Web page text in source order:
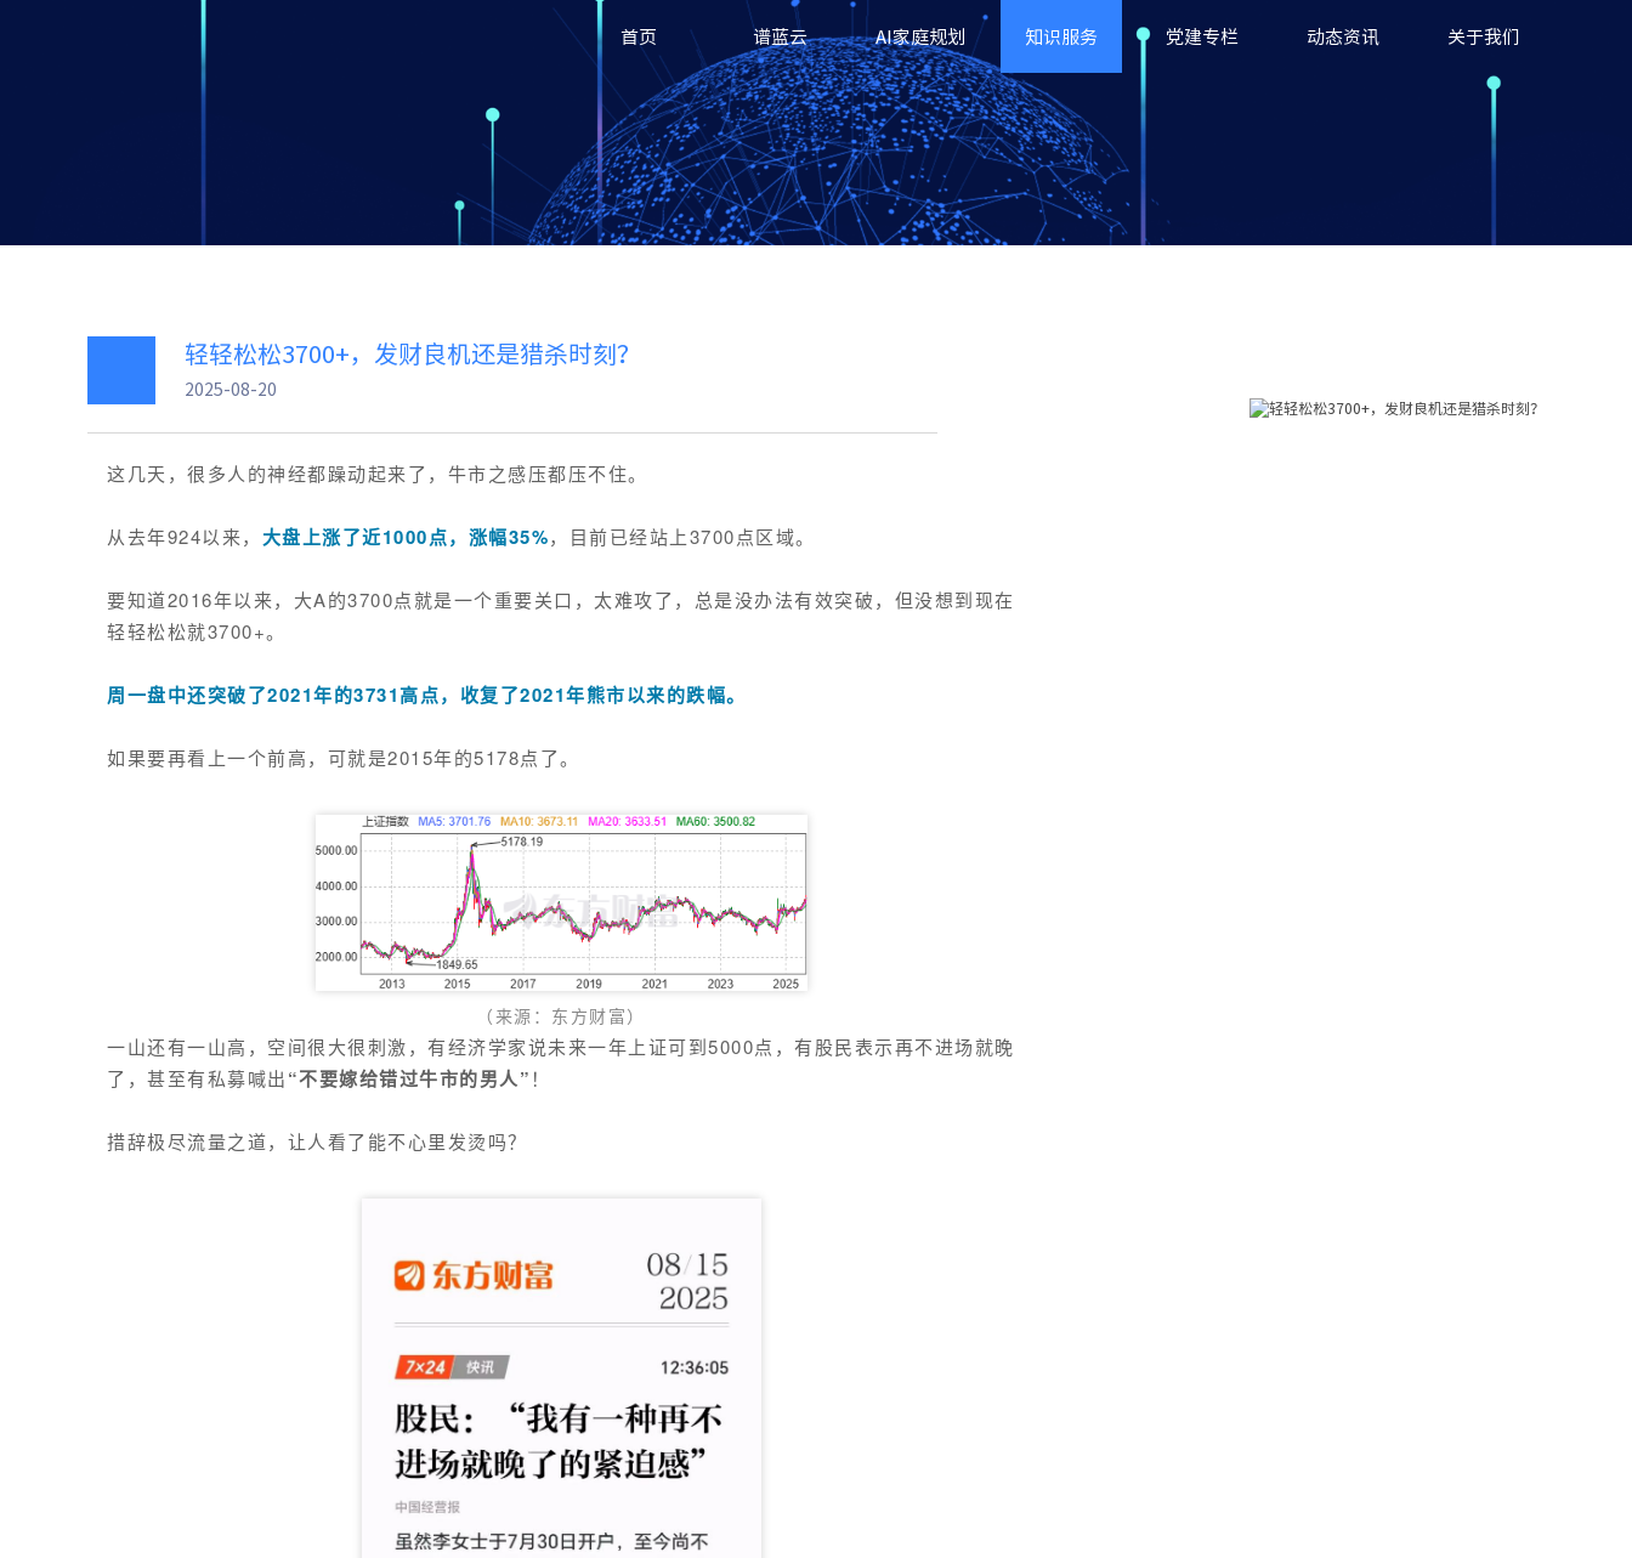
首页 谱蓝云 AI家庭规划 知识服务 党建专栏 动态资讯 关于我们
轻轻松松3700+，发财良机还是猎杀时刻？
2025-08-20
这几天，很多人的神经都躁动起来了，牛市之感压都压不住。
从去年924以来， 大盘上涨了近1000点，涨幅35%，目前已经站上3700点区域。
要知道2016年以来，大A的3700点就是一个重要关口，太难攻了，总是没办法有效突破，但没想到现在
轻轻松松就3700+。
周一盘中还突破了2021年的3731高点，收复了2021年熊市以来的跌幅。
如果要再看上一个前高，可就是2015年的5178点了。
（来源：东方财富）
一山还有一山高，空间很大很刺激，有经济学家说未来一年上证可到5000点，有股民表示再不进场就晚
了，甚至有私募喊出“不要嫁给错过牛市的男人” ！
措辞极尽流量之道，让人看了能不心里发烫吗？